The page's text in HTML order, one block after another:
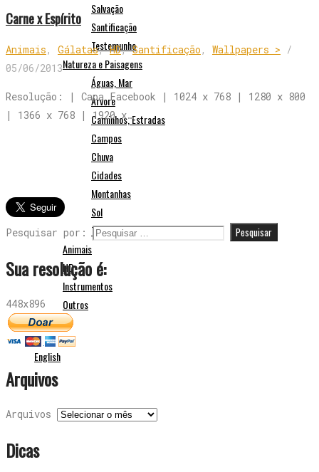
Salvação
Santificação
Testemunho
Natureza e Paisagens
Águas, Mar
Árvore
Caminhos, Estradas
Campos
Chuva
Cidades
Montanhas
Sol
Terra
Animais
HD
Instrumentos
Outros
English
Carne x Espírito
Animais , Gálatas,HD,Santificação , Wallpapers > /
05/06/2013
Resolução: | Capa Facebook | 1024 x 768 | 1280 x 800
| 1366 x 768 | 1920 x…
Pesquisar por:
Sua resolução é:
448x896
Arquivos
Arquivos
Dicas